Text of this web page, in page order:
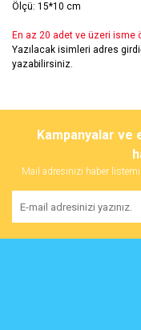
Ölçü: 15*10 cm
En az 20 adet ve üzeri isme
Yazılacak isimleri adres
yazabilirsiniz.
Bu
tarafımıza iletebilirsiniz.
Görüş ve önerileriniz
Ürün resmi kalitesiz,
Ürün açıklamasında
Ürün fiyatı diğer
Kampanyalar ve
Mail adresinizi haber